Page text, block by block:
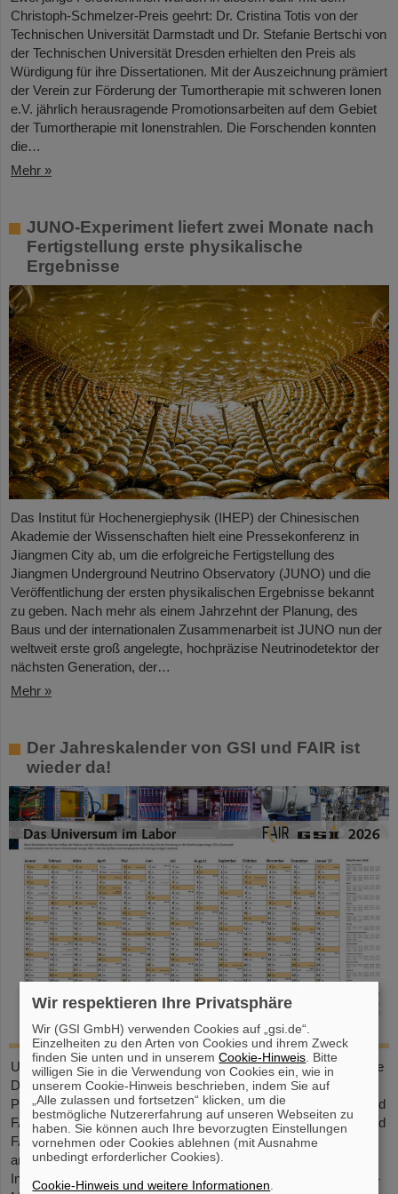
Christoph-Schmelzer-Preis geehrt: Dr. Cristina Totis von der
Technischen Universität Darmstadt und Dr. Stefanie Bertschi von
der Technischen Universität Dresden erhielten den Preis als
Würdigung für ihre Dissertationen. Mit der Auszeichnung prämiert
der Verein zur Förderung der Tumortherapie mit schweren Ionen
e.V. jährlich herausragende Promotionsarbeiten auf dem Gebiet
der Tumortherapie mit Ionenstrahlen. Die Forschenden konnten
die…
Mehr »
JUNO-Experiment liefert zwei Monate nach
Fertigstellung erste physikalische
Ergebnisse
Das Institut für Hochenergiephysik (IHEP) der Chinesischen
Akademie der Wissenschaften hielt eine Pressekonferenz in
Jiangmen City ab, um die erfolgreiche Fertigstellung des
Jiangmen Underground Neutrino Observatory (JUNO) und die
Veröffentlichung der ersten physikalischen Ergebnisse bekannt
zu geben. Nach mehr als einem Jahrzehnt der Planung, des
Baus und der internationalen Zusammenarbeit ist JUNO nun der
weltweit erste groß angelegte, hochpräzise Neutrinodetektor der
nächsten Generation, der…
Mehr »
Der Jahreskalender von GSI und FAIR ist
wieder da!
Unser großformatiger DIN-A2-Kalender bietet eine übersichtliche
Darstellung aller Feiertage und Schulferien sowie ausreichend
Platz für persönliche Notizen. Mit attraktiven Bildern von GSI und
FAIR ist er ein praktischer Begleiter durchs ganze Jahr. GSI- und
FAIR-Mitarbeitende können den Kalender direkt im Foyer oder
am Empfang in der Borsigstraße abholen. Externe
Interessent*innen erhalten ihn per Post: Bitte senden Sie eine E-
Wir respektieren Ihre Privatsphäre
Wir (GSI GmbH) verwenden Cookies auf „gsi.de“.
Einzelheiten zu den Arten von Cookies und ihrem Zweck
finden Sie unten und in unseremCookie-Hinweis . Bitte
willigen Sie in die Verwendung von Cookies ein, wie in
unserem Cookie-Hinweis beschrieben, indem Sie auf
„Alle zulassen und fortsetzen“ klicken, um die
bestmögliche Nutzererfahrung auf unseren Webseiten zu
haben. Sie können auch Ihre bevorzugten Einstellungen
vornehmen oder Cookies ablehnen (mit Ausnahme
unbedingt erforderlicher Cookies).
Cookie-Hinweis und weitere Informationen